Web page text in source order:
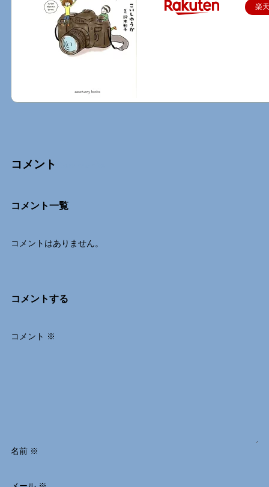
楽
コメント
コメント一覧
コメントはありません。
コメントする
コメント ※
名前 ※